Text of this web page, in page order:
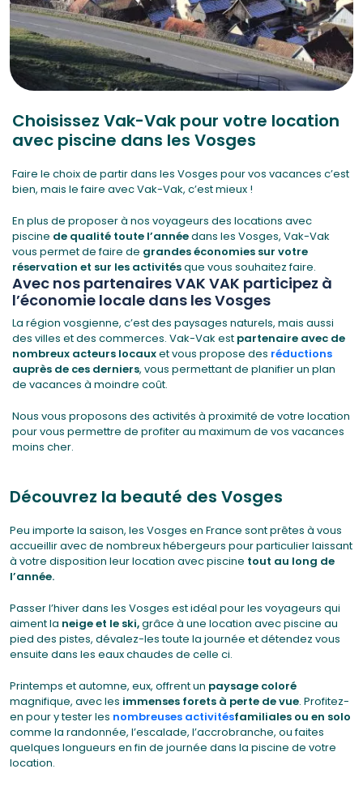
Choisissez Vak-Vak pour votre location
avec piscine dans les Vosges
Faire le choix de partir dans les Vosges pour vos vacances c’est
bien, mais le faire avec Vak-Vak, c’est mieux !
En plus de proposer à nos voyageurs des locations avec
piscine de qualité toute l’annéedans les Vosges, Vak-Vak
vous permet de faire de grandes économies sur votre
réservation et sur les activitésque vous souhaitez faire.
Avec nos partenaires VAK VAK participez à
l’économie locale dans les Vosges
La région vosgienne, c’est des paysages naturels, mais aussi
des villes et des commerces. Vak-Vak est partenaire avec de
nombreux acteurs locauxet vous propose des réductions
auprès de ces derniers, vous permettant de planifier un plan
de vacances à moindre coût.
Nous vous proposons des activités à proximité de votre location
pour vous permettre de profiter au maximum de vos vacances
moins cher.
Découvrez la beauté des Vosges
Peu importe la saison, les Vosges en France sont prêtes à vous
accueillir avec de nombreux hébergeurs pour particulier laissant
à votre disposition leur location avec piscine tout au long de
l’année.
Passer l’hiver dans les Vosges est idéal pour les voyageurs qui
aiment la neige et le ski,grâce à une location avec piscine au
pied des pistes, dévalez-les toute la journée et détendez vous
ensuite dans les eaux chaudes de celle ci.
Printemps et automne, eux, offrent un paysage coloré
magnifique, avec les immenses forets à perte de vue. Profitez-
en pour y tester les nombreuses activitésfamiliales ou en solo
comme la randonnée, l’escalade, l’accrobranche, ou faites
quelques longueurs en fin de journée dans la piscine de votre
location.